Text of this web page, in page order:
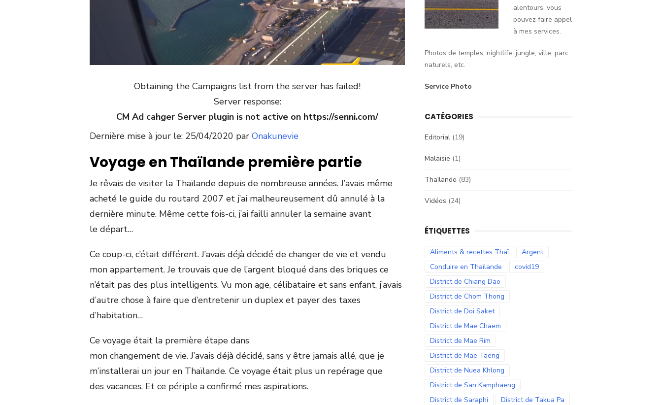
Obtaining the Campaigns list from the server has failed!
Server response:
CM Ad cahger Server plugin is not active on https://senni.com/
Dernière mise à jour le: 25/04/2020 par Onakunevie
Voyage en Thaïlande première partie
Je rêvais de visiter la Thaïlande depuis de nombreuse années. J’avais même
acheté le guide du routard 2007 et j’ai malheureusement dû annulé à la
dernière minute. Même cette fois-ci, j’ai failli annuler la semaine avant
le départ…
Ce coup-ci, c’était différent. J’avais déjà décidé de changer de vie et vendu
mon appartement. Je trouvais que de l’argent bloqué dans des briques ce
n’était pas des plus intelligents. Vu mon age, célibataire et sans enfant, j’avais
d’autre chose à faire que d’entretenir un duplex et payer des taxes
d’habitation…
Ce voyage était la première étape dans
mon changement de vie. J’avais déjà décidé, sans y être jamais allé, que je
m’installerai un jour en Thaïlande. Ce voyage était plus un repérage que
des vacances. Et ce périple a confirmé mes aspirations.
alentours, vous
pouvez faire appel
à mes services.
Photos de temples, nightlife, jungle, ville, parc
naturels, etc.
Service Photo
CATÉGORIES
Editorial (19)
Malaisie (1)
Thaïlande (83)
Vidéos (24)
ÉTIQUETTES
Aliments & recettes Thaï
Argent
Conduire en Thaïlande
covid19
District de Chiang Dao
District de Chom Thong
District de Doi Saket
District de Mae Chaem
District de Mae Rim
District de Mae Taeng
District de Nuea Khlong
District de San Kamphaeng
District de Saraphi
District de Takua Pa